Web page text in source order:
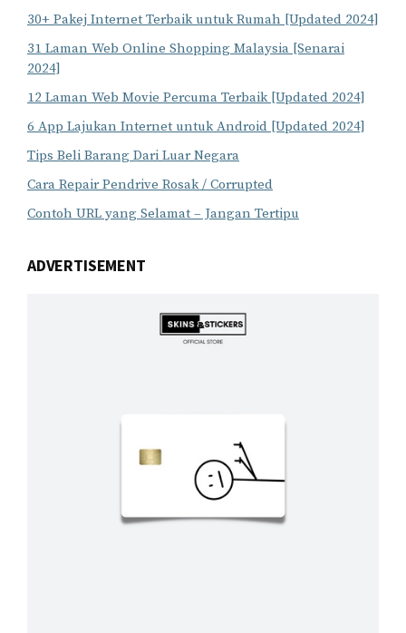
30+ Pakej Internet Terbaik untuk Rumah [Updated 2024]
31 Laman Web Online Shopping Malaysia [Senarai
2024]
12 Laman Web Movie Percuma Terbaik [Updated 2024]
6 App Lajukan Internet untuk Android [Updated 2024]
Tips Beli Barang Dari Luar Negara
Cara Repair Pendrive Rosak / Corrupted
Contoh URL yang Selamat – Jangan Tertipu
ADVERTISEMENT